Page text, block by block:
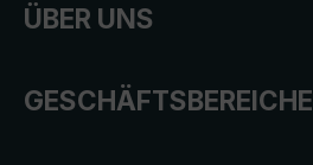
ÜBER UNS
GESCHÄFTSBEREICHE